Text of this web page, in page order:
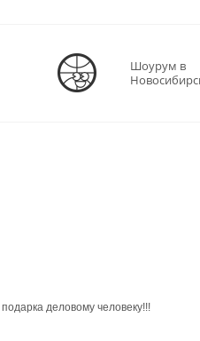
Шоурум в
деловому человеку!!!